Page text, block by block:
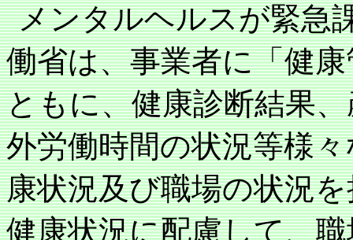
メンタルヘルスが緊急
働省は、事業者に「健
ともに、健康診断結果
外労働時間の状況等様
康状況及び職場の状況
健康状況に配慮して、